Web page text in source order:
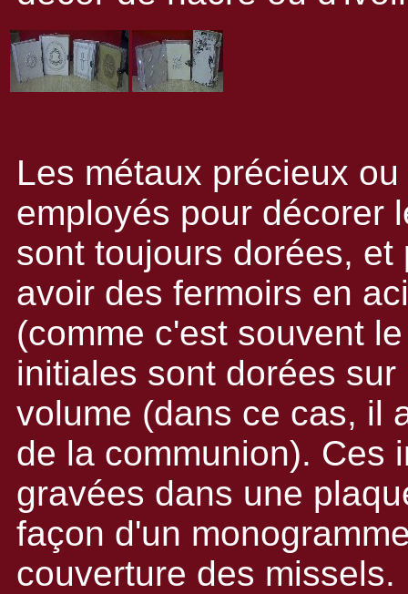
Les métaux précieux
employés pour décorer
sont toujours dorées,
avoir des fermoirs en
(comme c'est souvent
initiales sont dorées
volume (dans ce cas, il
de la communion). Ces
gravées dans une
façon d'un
couverture des missels.